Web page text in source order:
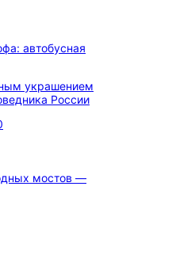
автобусная
украшением
России